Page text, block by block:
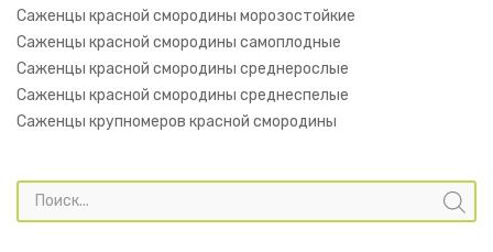
Саженцы красной смородины морозостойкие
Саженцы красной смородины самоплодные
Саженцы красной смородины среднерослые
Саженцы красной смородины среднеспелые
Саженцы крупномеров красной смородины
Поиск
товаров